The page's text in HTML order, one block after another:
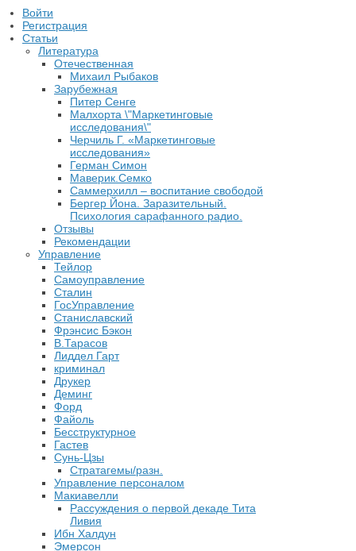
Войти
Регистрация
Статьи
Литература
Отечественная
Михаил Рыбаков
Зарубежная
Питер Сенге
Малхорта \"Маркетинговые
исследования\"
Черчиль Г. «Маркетинговые
исследования»
Герман Симон
Маверик.Семко
Саммерхилл – воспитание свободой
Бергер Йона. Заразительный.
Психология сарафанного радио.
Отзывы
Рекомендации
Управление
Тейлор
Самоуправление
Сталин
ГосУправление
Станиславский
Фрэнсис Бэкон
В.Тарасов
Лиддел Гарт
криминал
Друкер
Деминг
Форд
Файоль
Бесструктурное
Гастев
Сунь-Цзы
Стратагемы/разн.
Управление персоналом
Макиавелли
Рассуждения о первой декаде Тита
Ливия
Ибн Халдун
Эмерсон